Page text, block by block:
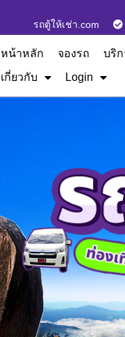
รถตู้ให้เช่า.com
หน้าหลัก จองรถ บริก
เกี่ยวกับ
Login